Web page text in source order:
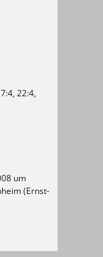
22:4,
um
(Ernst-